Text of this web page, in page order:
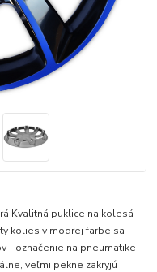
Kvalitná puklice na kolesá
kolies v modrej farbe sa
- označenie na pneumatike
veľmi pekne zakryjú